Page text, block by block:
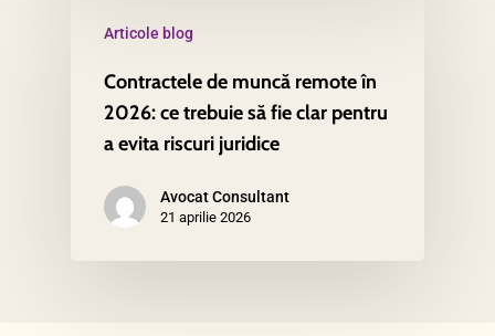
Articole blog
Contractele de muncă remote în
2026: ce trebuie să fie clar pentru
a evita riscuri juridice
Avocat Consultant
21 aprilie 2026